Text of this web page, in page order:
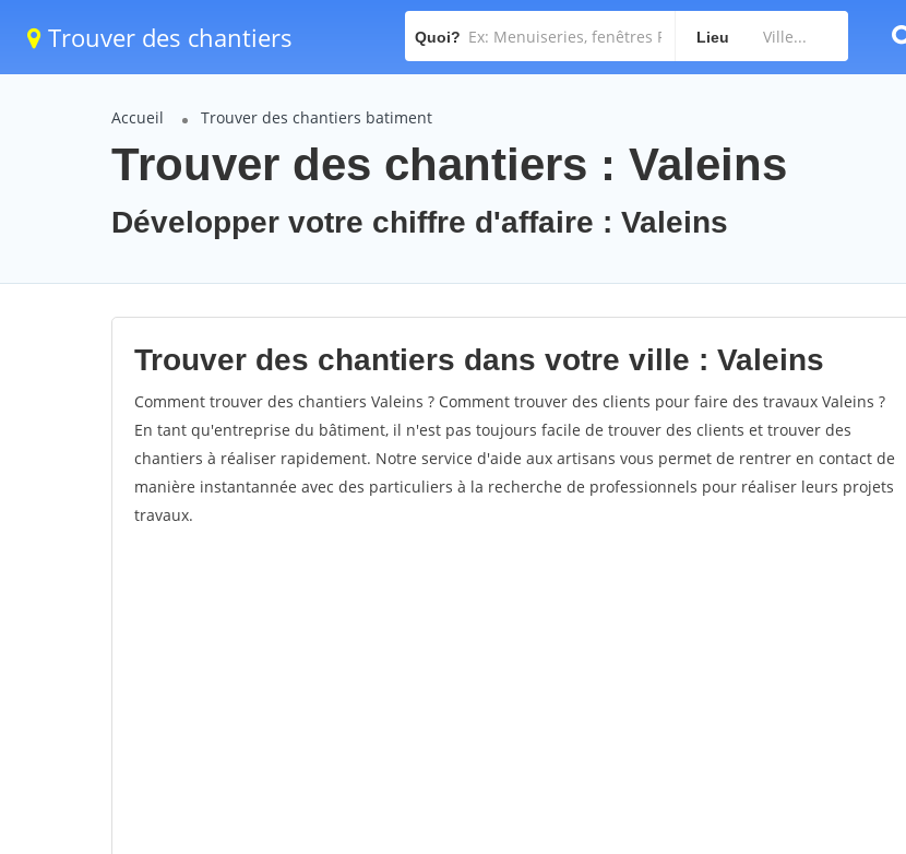
Trouver des chantiers Quoi? Lieu
Accueil Trouver des chantiers batiment
Trouver des chantiers : Valeins
Développer votre chiffre d'affaire : Valeins
Trouver des chantiers dans votre ville : Valeins
Comment trouver des chantiers Valeins ? Comment trouver des clients pour faire des travaux Valeins ?
En tant qu'entreprise du bâtiment, il n'est pas toujours facile de trouver des clients et trouver des
chantiers à réaliser rapidement. Notre service d'aide aux artisans vous permet de rentrer en contact de
manière instantannée avec des particuliers à la recherche de professionnels pour réaliser leurs projets
travaux.